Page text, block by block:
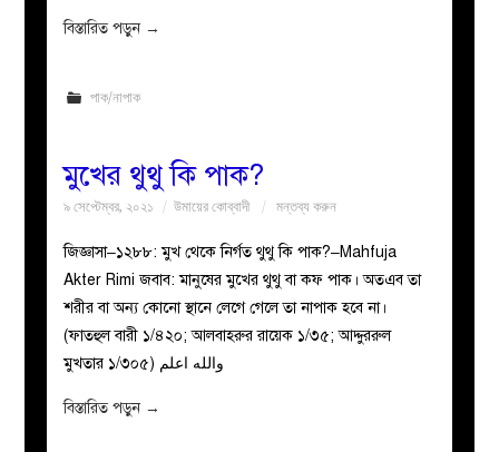
করুন
বিস্তারিত পড়ুন →
পাক/নাপাক
মুখের থুথু কি পাক?
৯ সেপ্টেম্বর, ২০২১ উমায়ের কোব্বাদী মন্তব্য করুন
জিজ্ঞাসা–১২৮৮: মুখ থেকে নির্গত থুথু কি পাক?–Mahfuja
Akter Rimi জবাব: মানুষের মুখের থুথু বা কফ পাক। অতএব তা
শরীর বা অন্য কোনো স্থানে লেগে গেলে তা নাপাক হবে না।
(ফাতহুল বারী ১/৪২০; আলবাহরুর রায়েক ১/৩৫; আদ্দুররুল
মুখতার ১/৩০৫) والله اعلم
বিস্তারিত পড়ুন →